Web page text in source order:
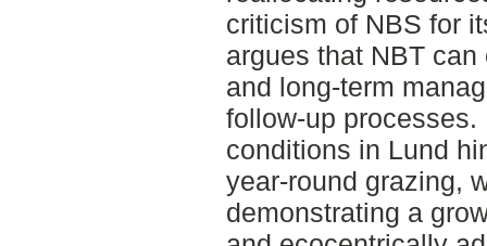
criticism of NBS for
argues that NBT
and long-term
follow-up
conditions in Lund
year-round grazing,
demonstrating a